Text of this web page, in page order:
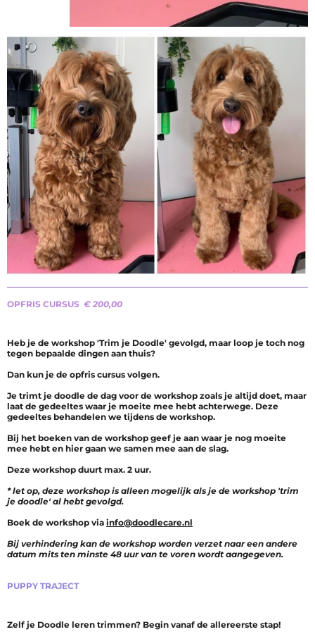
OPFRIS CURSUS € 200,00
Heb je de workshop 'Trim je Doodle' gevolgd, maar loop je toch nog
tegen bepaalde dingen aan thuis?
Dan kun je de opfris cursus volgen.
Je trimt je doodle de dag voor de workshop zoals je altijd doet, maar
laat de gedeeltes waar je moeite mee hebt achterwege. Deze
gedeeltes behandelen we tijdens de workshop.
Bij het boeken van de workshop geef je aan waar je nog moeite
mee hebt en hier gaan we samen mee aan de slag.
Deze workshop duurt max. 2 uur.
* let op, deze workshop is alleen mogelijk als je de workshop 'trim
je doodle' al hebt gevolgd.
Boek de workshop via info@doodlecare.nl
Bij verhindering kan de workshop worden verzet naar een andere
datum mits ten minste 48 uur van te voren wordt aangegeven.
PUPPY TRAJECT
Zelf je Doodle leren trimmen? Begin vanaf de allereerste stap!